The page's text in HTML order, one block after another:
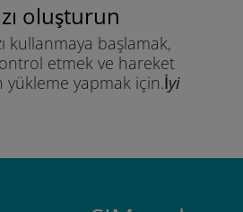
oluşturun
kullanmaya başlamak,
etmek ve hareket
yükleme yapmak için.İyi